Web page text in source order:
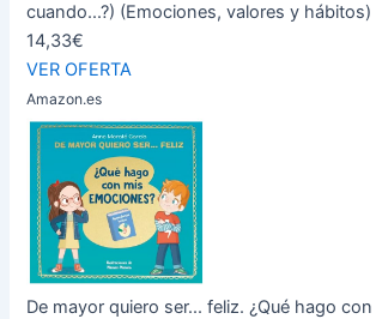
cuando...?) (Emociones, valores y hábitos)
14,33€
VER OFERTA
Amazon.es
De mayor quiero ser... feliz. ¿Qué hago